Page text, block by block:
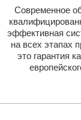
Современное
эффективная
на всех этапах
это гарантия